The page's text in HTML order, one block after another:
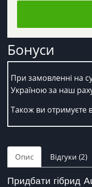
Бонуси
При замовленні на
Україною за наш
Також ви отримуєте
Опис Відгуки (2)
Придбати гібрид